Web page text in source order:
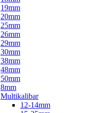
19mm
20mm
25mm
26mm
29mm
30mm
38mm
48mm
50mm
8mm
Multikalibar
12-14mm